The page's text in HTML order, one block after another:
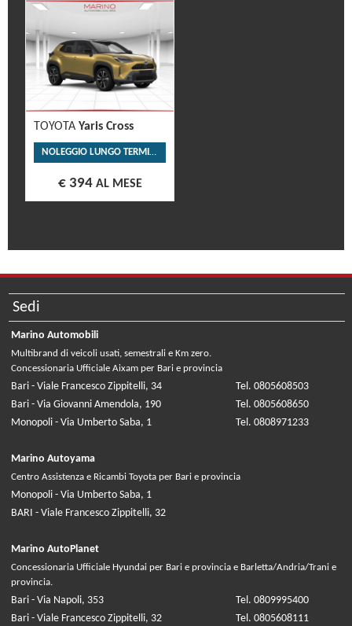
TOYOTA Yaris Cross
NOLEGGIO LUNGO TERMINE
€ 394 AL MESE
Sedi
Marino Automobili
Multibrand di veicoli usati, semestrali e Km zero.
Concessionaria Ufficiale Aixam per Bari e provincia
Bari - Viale Francesco Zippitelli, 34
Tel. 0805608503
Bari - Via Giovanni Amendola, 190
Tel. 0805608650
Monopoli - Via Umberto Saba, 1
Tel. 0808971233
Marino Autoyama
Centro Assistenza e Ricambi Toyota per Bari e provincia
Monopoli - Via Umberto Saba, 1
BARI - Viale Francesco Zippitelli, 32
Marino AutoPlanet
Concessionaria Ufficiale Hyundai per Bari e provincia e Barletta/Andria/Trani e
provincia.
Bari - Via Napoli, 353
Tel. 0809995400
Bari - Viale Francesco Zippitelli, 32
Tel. 0805608111